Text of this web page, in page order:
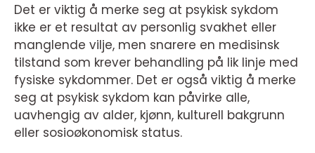
Det er viktig å merke seg at psykisk sykdom
ikke er et resultat av personlig svakhet eller
manglende vilje, men snarere en medisinsk
tilstand som krever behandling på lik linje med
fysiske sykdommer. Det er også viktig å merke
seg at psykisk sykdom kan påvirke alle,
uavhengig av alder, kjønn, kulturell bakgrunn
eller sosioøkonomisk status.